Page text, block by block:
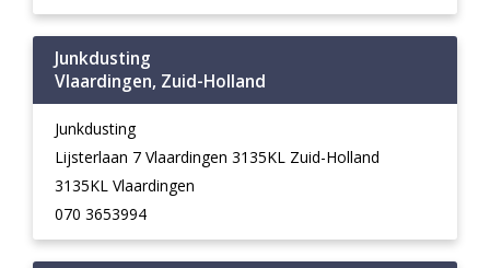
Junkdusting
Vlaardingen, Zuid-Holland
Junkdusting
Lijsterlaan 7 Vlaardingen 3135KL Zuid-Holland
3135KL Vlaardingen
070 3653994